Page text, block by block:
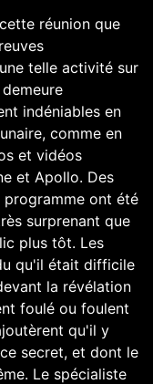
réunion que
telle activité sur
indéniables en
comme en
et vidéos
et Apollo. Des
ont été
surprenant que
plus tôt. Les
qu'il était difficile
la révélation
foulé ou foulent
qu'il y
secret, et dont le
Le spécialiste